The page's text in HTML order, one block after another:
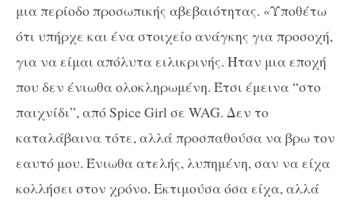
μια περίοδο προσωπικής αβεβαιότητας. «Υποθέτω
ότι υπήρχε και ένα στοιχείο ανάγκης για προσοχή,
για να είμαι απόλυτα ειλικρινής. Ήταν μια εποχή
που δεν ένιωθα ολοκληρωμένη. Έτσι έμεινα “στο
παιχνίδι”, από Spice Girl σε WAG. Δεν το
καταλάβαινα τότε, αλλά προσπαθούσα να βρω τον
εαυτό μου. Ένιωθα ατελής, λυπημένη, σαν να είχα
κολλήσει στον χρόνο. Εκτιμούσα όσα είχα, αλλά